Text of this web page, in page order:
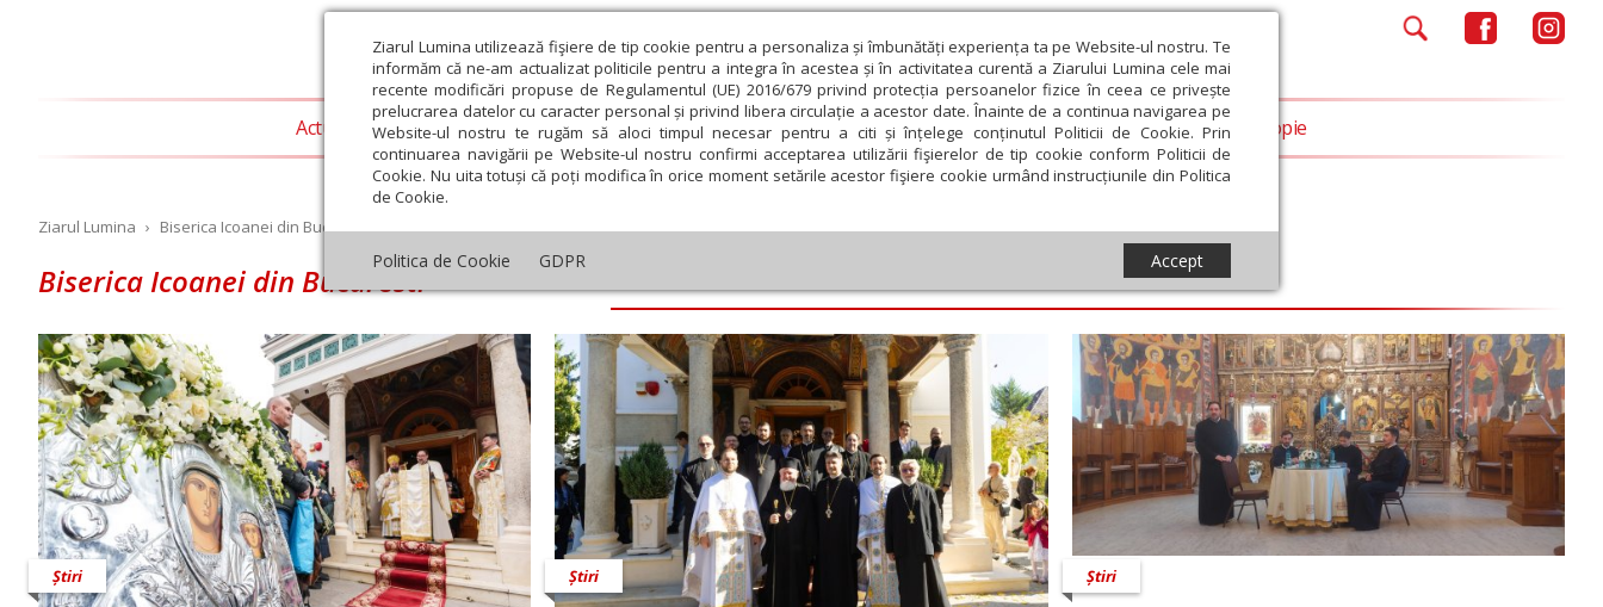
Ziarul Lumina utilizează fişiere de tip cookie pentru a personaliza și îmbunătăți experiența ta pe Website-ul nostru. Te
informăm că ne-am actualizat politicile pentru a integra în acestea și în activitatea curentă a Ziarului Lumina cele mai
recente modificări propuse de Regulamentul (UE) 2016/679 privind protecția persoanelor fizice în ceea ce privește
prelucrarea datelor cu caracter personal și privind libera circulație a acestor date. Înainte de a continua navigarea pe
Website-ul nostru te rugăm să aloci timpul necesar pentru a citi și înțelege conținutul Politicii de Cookie. Prin
continuarea navigării pe Website-ul nostru confirmi acceptarea utilizării fişierelor de tip cookie conform Politicii de
Cookie. Nu uita totuși că poți modifica în orice moment setările acestor fişiere cookie urmând instrucțiunile din Politica
de Cookie.
Politica de Cookie GDPR Accept
Actualitate religioasă Teologie și spiritualitate Educaţie și Cultură Societate Opinii Filantropie
Ziarul Lumina › Biserica Icoanei din Bucuresti
Biserica Icoanei din Bucuresti
Știri Știri Știri